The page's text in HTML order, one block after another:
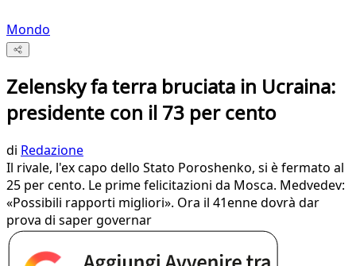
Mondo
Zelensky fa terra bruciata in Ucraina:
presidente con il 73 per cento
di Redazione
Il rivale, l'ex capo dello Stato Poroshenko, si è fermato al
25 per cento. Le prime felicitazioni da Mosca. Medvedev:
«Possibili rapporti migliori». Ora il 41enne dovrà dar
prova di saper governar